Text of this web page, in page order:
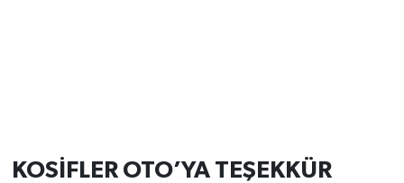
KOSİFLER OTO’YA TEŞEKKÜR